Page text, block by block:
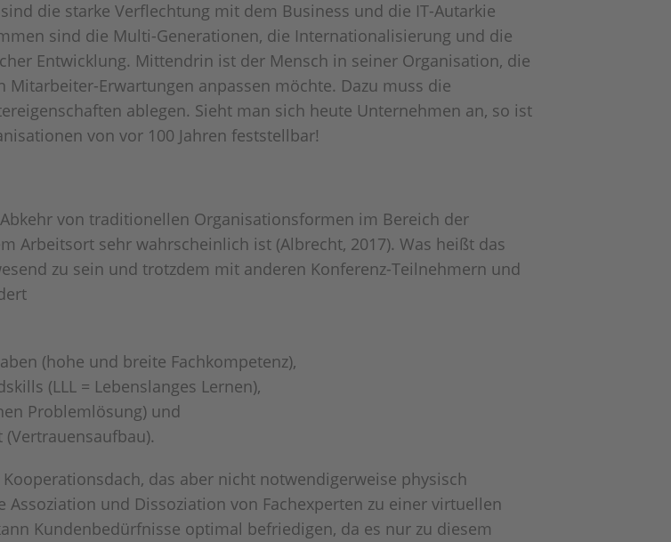
die starke Verflechtung mit dem Business und die IT-Autarkie
sind die Multi-Generationen, die Internationalisierung und die
Entwicklung. Mittendrin ist der Mensch in seiner Organisation, die
Erwartungen anpassen möchte. Dazu muss die
ablegen. Sieht man sich heute Unternehmen an, so ist
von vor 100 Jahren feststellbar!
von traditionellen Organisationsformen im Bereich der
Arbeitsort sehr wahrscheinlich ist (Albrecht, 2017). Was heißt das
zu sein und trotzdem mit anderen Konferenz-Teilnehmern und
(hohe und breite Fachkompetenz),
(LLL = Lebenslanges Lernen),
Problemlösung) und
das aber nicht notwendigerweise physisch
und Dissoziation von Fachexperten zu einer virtuellen
Kundenbedürfnisse optimal befriedigen, da es nur zu diesem